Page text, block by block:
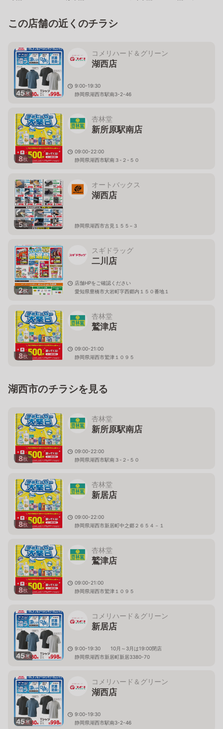
この店舗の近くのチラシ
45枚
コメリハード＆グリーン
湖西店
9:00-19:30
静岡県湖西市駅南3-2-46
8枚
杏林堂
新所原駅南店
09:00-22:00
静岡県湖西市駅南３-２-５０
5枚
オートバックス
湖西店
静岡県湖西市古見１５５−３
2枚
スギドラッグ
二川店
店舗HPをご確認ください
愛知県豊橋市大岩町字西郷内１５０番地１
8枚
杏林堂
鷲津店
09:00-21:00
静岡県湖西市鷲津１０９５
湖西市のチラシを見る
8枚
杏林堂
新所原駅南店
09:00-22:00
静岡県湖西市駅南３-２-５０
8枚
杏林堂
新居店
09:00-22:00
静岡県湖西市新居町中之郷２６５４－１
8枚
杏林堂
鷲津店
09:00-21:00
静岡県湖西市鷲津１０９５
45枚
コメリハード＆グリーン
新居店
9:00-19:30 10月～3月は19:00閉店
静岡県湖西市新居町新居3380-70
45枚
コメリハード＆グリーン
湖西店
9:00-19:30
静岡県湖西市駅南3-2-46